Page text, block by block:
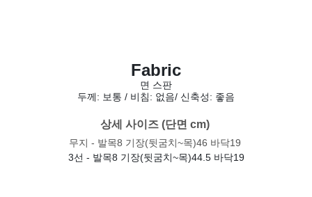
Fabric
면 스판
두께: 보통 / 비침: 없음/ 신축성: 좋음
상세 사이즈 (단면 cm)
무지 - 발목8 기장(뒷굼치~목)46 바닥19
3선 - 발목8 기장(뒷굼치~목)44.5 바닥19